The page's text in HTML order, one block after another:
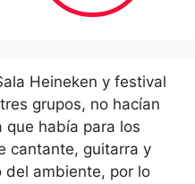
Heineken y festival
grupos, no hacían
que había para los
cantante, guitarra y
del ambiente, por lo